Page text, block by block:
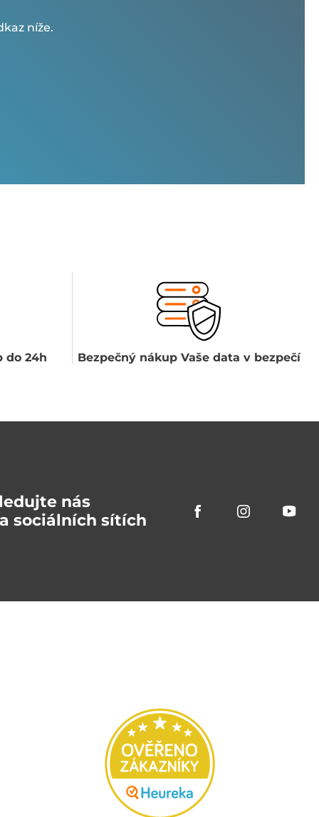
níže.
do 24h Bezpečný nákup Vaše data v bezpečí
nás
sociálních sítích